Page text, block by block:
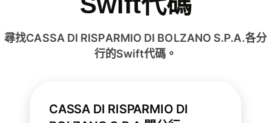
尋找CASSA DI RISPARMIO DI BOLZANO S.P.A.各分
行的Swift代碼。
CASSA DI RISPARMIO DI